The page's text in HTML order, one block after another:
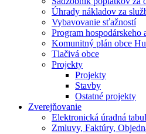
Úhrady nákladov za
Vybavovanie sťažností
Program hospodárskeho
Komunitný plán obce
Tlačivá obce
Projekty
Projekty
Stavby
Ostatné projekty
Zverejňovanie
Elektronická úradná
Zmluvy, Faktúry,